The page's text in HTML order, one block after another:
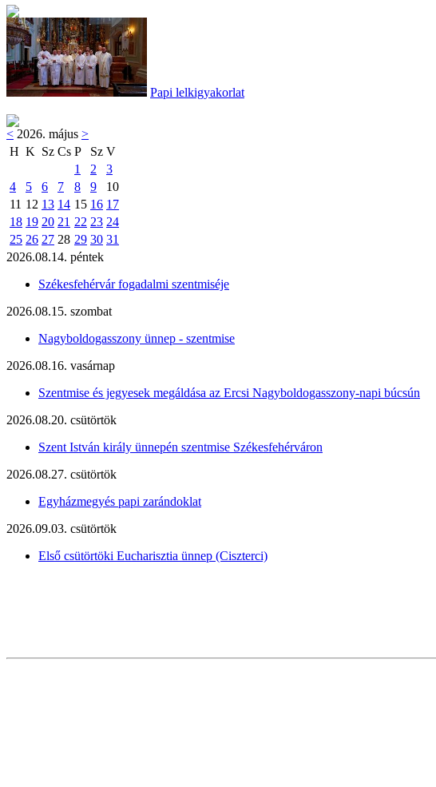
Papi lelkigyakorlat
< 2026. május >
H K Sz Cs P Sz V
1
2
3
4
5 6 7 8 9
10
11 12 13 14 15 16 17
18 19 20 21 22 23 24
25 26 27 28 29 30 31
2026.08.14. péntek
Székesfehérvár fogadalmi szentmiséje
2026.08.15. szombat
Nagyboldogasszony ünnep - szentmise
2026.08.16. vasárnap
Szentmise és jegyesek megáldása az Ercsi Nagyboldogasszony-napi búcsún
2026.08.20. csütörtök
Szent István király ünnepén szentmise Székesfehérváron
2026.08.27. csütörtök
Egyházmegyés papi zarándoklat
2026.09.03. csütörtök
Első csütörtöki Eucharisztia ünnep (Ciszterci)